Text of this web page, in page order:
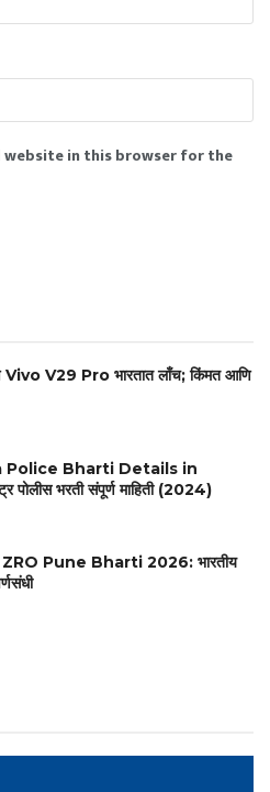
website in this browser for the
V29 Pro भारतात लाँच; किंमत आणि
Police Bharti Details in
पोलीस भरती संपूर्ण माहिती (2024)
Pune Bharti 2026: भारतीय